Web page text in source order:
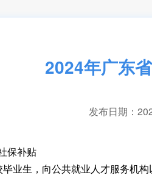
2024年广东
发布日期：
保补贴
业生 ， 向公共就业人才服务机